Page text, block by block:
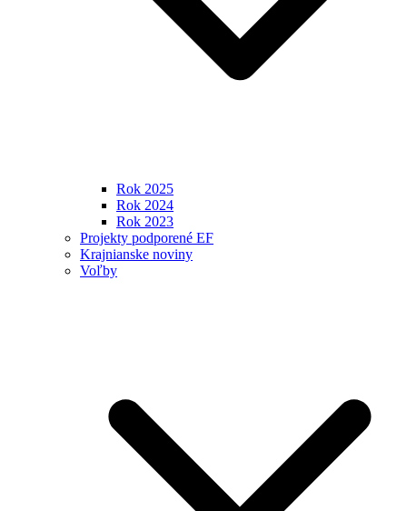
Rok 2025
Rok 2024
Rok 2023
Projekty podporené EF
Krajnianske noviny
Voľby